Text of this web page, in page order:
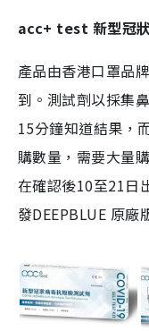
acc+ test 新型冠
產品由香港口罩品
到。測試劑以採集
15分鐘知道結果，
購數量，需要大量
在確認後10至21日
發DEEPBLUE 原廠